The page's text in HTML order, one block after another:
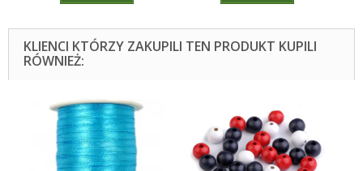
KLIENCI KTÓRZY ZAKUPILI TEN PRODUKT KUPILI
RÓWNIEŻ: